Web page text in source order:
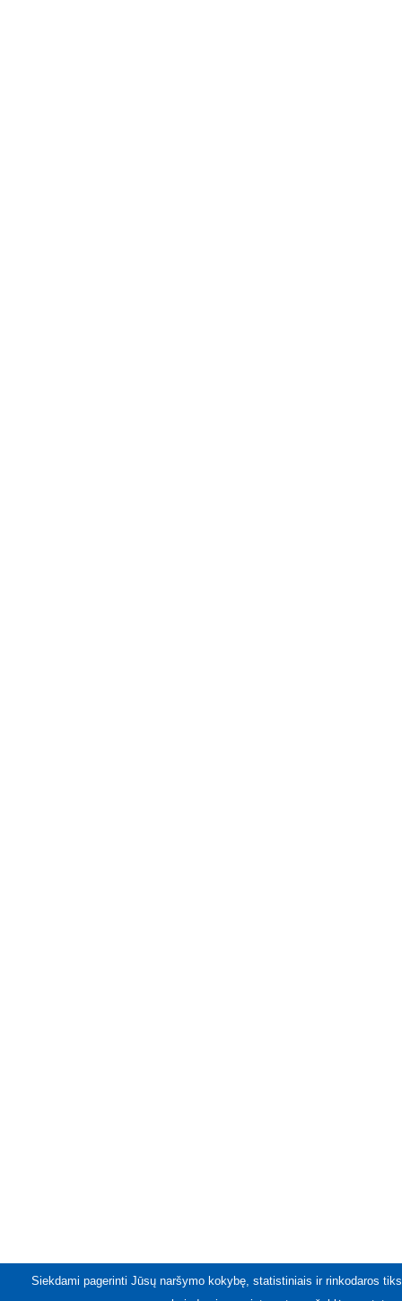
Siekdami pagerinti Jūsų naršymo kokybę, statistiniais ir rinkodaros